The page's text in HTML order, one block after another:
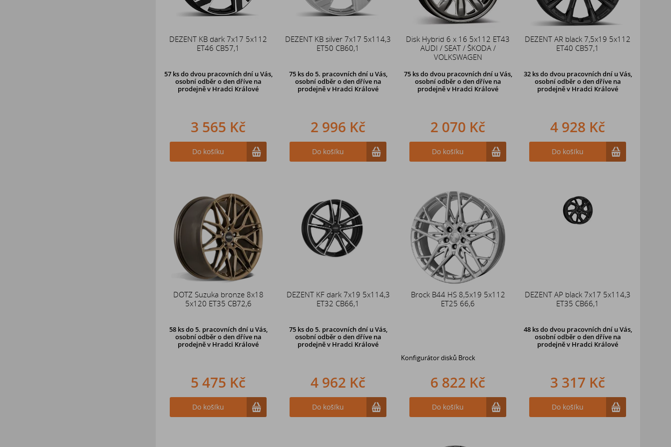
DEZENT KB dark 7x17 5x112
ET46 CB57,1
57 ks do dvou pracovních dní u Vás,
osobní odběr o den dřívena
prodejně v Hradci Králové
3 565 Kč
Do košíku
DEZENT KB silver 7x17 5x114,3
ET50 CB60,1
75 ks do 5. pracovních dní u Vás,
osobní odběr o den dříve na
prodejněv Hradci Králové
2 996 Kč
Do košíku
Disk Hybrid 6 x 16 5x112 ET43
AUDI / SEAT / ŠKODA /
VOLKSWAGEN
75 ks do dvou pracovních dní u Vás,
osobní odběr o den dřívena
prodejně v Hradci Králové
2 070 Kč
Do košíku
DEZENT AR black 7,5x19 5x112
ET40 CB57,1
32 ks do dvou pracovních dní u Vás,
osobní odběr o den dřívena
prodejně v Hradci Králové
4 928 Kč
Do košíku
DOTZ Suzuka bronze 8x18
5x120 ET35 CB72,6
58 ks do 5. pracovních dní u Vás,
osobní odběr o den dříve na
prodejněv Hradci Králové
5 475 Kč
Do košíku
DEZENT KF dark 7x19 5x114,3
ET32 CB66,1
75 ks do 5. pracovních dní u Vás,
osobní odběr o den dříve na
prodejněv Hradci Králové
4 962 Kč
Do košíku
Brock B44 HS 8,5x19 5x112
ET25 66,6
Konfigurátor disků Brock
6 822 Kč
Do košíku
DEZENT AP black 7x17 5x114,3
ET35 CB66,1
48 ks do dvou pracovních dní u Vás,
osobní odběr o den dřívena
prodejně v Hradci Králové
3 317 Kč
Do košíku